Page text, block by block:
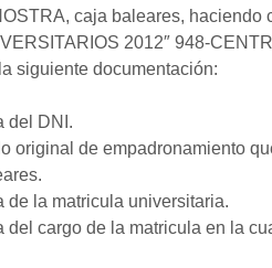
caja baleares, haciendo
2012″ 948-
siguiente documentación:
del DNI.
original de empadronamiento
de la matricula universitaria.
del cargo de la matricula en la